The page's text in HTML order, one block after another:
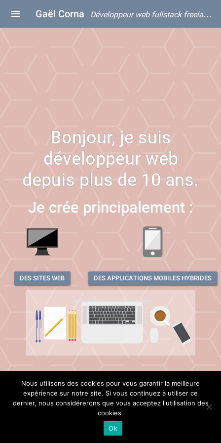
Gaël Corna Développeur web fullstack freelance
Bonjour, je suis
développeur web
depuis plus de 10 ans.
Je crée principalement :
DES SITES WEB DES APPLICATIONS MOBILES HYBRIDES
Nous utilisons des cookies pour vous garantir la meilleure
expérience sur notre site. Si vous continuez à utiliser ce
dernier, nous considérerons que vous acceptez l'utilisation des
cookies.
Ok